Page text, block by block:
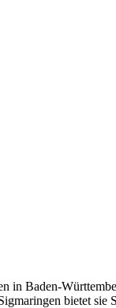
in Baden-
bietet sie